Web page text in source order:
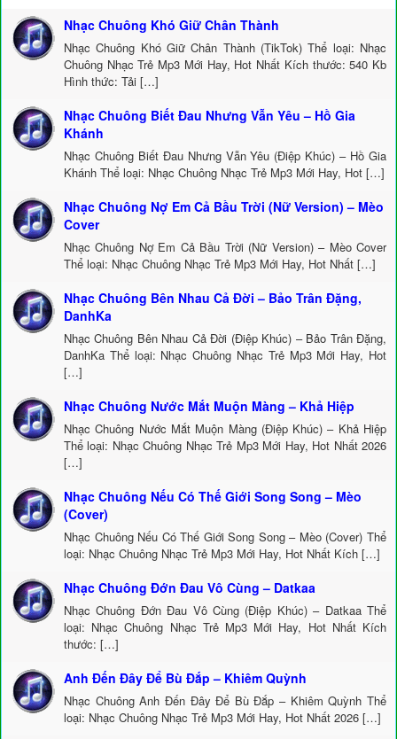
Nhạc Chuông Khó Giữ Chân Thành
Nhạc Chuông Khó Giữ Chân Thành (TikTok) Thể loại: Nhạc
Chuông Nhạc Trẻ Mp3 Mới Hay, Hot Nhất Kích thước: 540 Kb
Hình thức: Tải […]
Nhạc Chuông Biết Đau Nhưng Vẫn Yêu – Hồ Gia
Khánh
Nhạc Chuông Biết Đau Nhưng Vẫn Yêu (Điệp Khúc) – Hồ Gia
Khánh Thể loại: Nhạc Chuông Nhạc Trẻ Mp3 Mới Hay, Hot […]
Nhạc Chuông Nợ Em Cả Bầu Trời (Nữ Version) – Mèo
Cover
Nhạc Chuông Nợ Em Cả Bầu Trời (Nữ Version) – Mèo Cover
Thể loại: Nhạc Chuông Nhạc Trẻ Mp3 Mới Hay, Hot Nhất […]
Nhạc Chuông Bên Nhau Cả Đời – Bảo Trân Đặng,
DanhKa
Nhạc Chuông Bên Nhau Cả Đời (Điệp Khúc) – Bảo Trân Đặng,
DanhKa Thể loại: Nhạc Chuông Nhạc Trẻ Mp3 Mới Hay, Hot
[…]
Nhạc Chuông Nước Mắt Muộn Màng – Khả Hiệp
Nhạc Chuông Nước Mắt Muộn Màng (Điệp Khúc) – Khả Hiệp
Thể loại: Nhạc Chuông Nhạc Trẻ Mp3 Mới Hay, Hot Nhất 2026
[…]
Nhạc Chuông Nếu Có Thế Giới Song Song – Mèo
(Cover)
Nhạc Chuông Nếu Có Thế Giới Song Song – Mèo (Cover) Thể
loại: Nhạc Chuông Nhạc Trẻ Mp3 Mới Hay, Hot Nhất Kích […]
Nhạc Chuông Đớn Đau Vô Cùng – Datkaa
Nhạc Chuông Đớn Đau Vô Cùng (Điệp Khúc) – Datkaa Thể
loại: Nhạc Chuông Nhạc Trẻ Mp3 Mới Hay, Hot Nhất Kích
thước: […]
Anh Đến Đây Để Bù Đắp – Khiêm Quỳnh
Nhạc Chuông Anh Đến Đây Để Bù Đắp – Khiêm Quỳnh Thể
loại: Nhạc Chuông Nhạc Trẻ Mp3 Mới Hay, Hot Nhất 2026 […]